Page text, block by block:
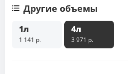
Другие объемы
1л
1 141 р.
4л
3 971 р.